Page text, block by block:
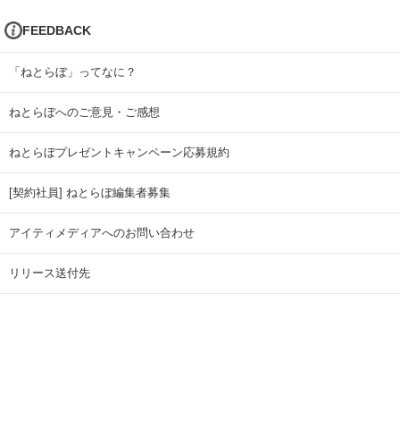
FEEDBACK
「ねとらぼ」ってなに？
ねとらぼへのご意見・ご感想
ねとらぼプレゼントキャンペーン応募規約
[契約社員] ねとらぼ編集者募集
アイティメディアへのお問い合わせ
リリース送付先